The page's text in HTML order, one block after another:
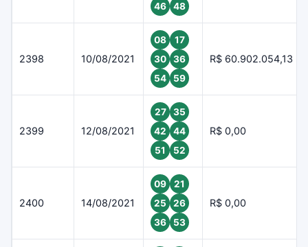
46
48
2398 10/08/2021
08
17
30
36
54
59
R$ 60.902.054,13
2399 12/08/2021
27
35
42
44
51
52
R$ 0,00
2400 14/08/2021
09
21
25
26
36
53
R$ 0,00